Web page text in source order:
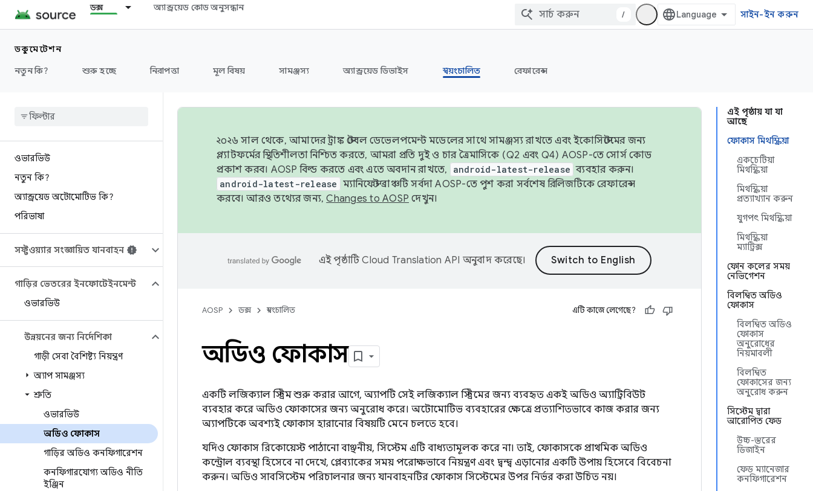
ডক্স অ্যান্ড্রয়েড কোড অনুসন্ধান
/ সাইন-ইন করুন
ডকুমেন্টেশন
নতুন কি?
শুরু হচ্ছে নিরাপত্তা মূল বিষয় সামঞ্জস্য অ্যান্ড্রয়েড ডিভাইস স্বয়ংচালিত রেফারেন্স
ওভারভিউ
নতুন কি?
অ্যান্ড্রয়েড অটোমোটিভ কি?
পরিভাষা
সফ্টওয়্যার সংজ্ঞায়িত যানবাহন
গাড়ির ভেতরের ইনফোটেইনমেন্ট
ওভারভিউ
উন্নয়নের জন্য নির্দেশিকা
গাড়ী সেবা বৈশিষ্ট্য নিয়ন্ত্রণ
অ্যাপ সামঞ্জস্য
শ্রুতি
ওভারভিউ
অডিও ফোকাস
গাড়ির অডিও কনফিগারেশন
কনফিগারযোগ্য অডিও নীতি
ইঞ্জিন
এই পৃষ্ঠায় যা যা
আছে
ফোকাস মিথস্ক্রিয়া
একচেটিয়া
মিথস্ক্রিয়া
মিথস্ক্রিয়া
প্রত্যাখ্যান করুন
যুগপৎ মিথস্ক্রিয়া
মিথস্ক্রিয়া
ম্যাট্রিক্স
ফোন কলের সময়
নেভিগেশন
বিলম্বিত অডিও
ফোকাস
বিলম্বিত অডিও
ফোকাস
অনুরোধের
নিয়মাবলী
বিলম্বিত
ফোকাসের জন্য
অনুরোধ করুন
সিস্টেম দ্বারা
আরোপিত ফেড
উচ্চ-স্তরের
ডিজাইন
ফেড ম্যানেজার
কনফিগারেশন
২০২৬ সাল থেকে, আমাদের ট্রাঙ্ক স্টেবল ডেভেলপমেন্ট মডেলের সাথে সামঞ্জস্য রাখতে এবং ইকোসিস্টেমের জন্য
প্ল্যাটফর্মের স্থিতিশীলতা নিশ্চিত করতে, আমরা প্রতি দুই ও চার ত্রৈমাসিকে (Q2 এবং Q4) AOSP-তে সোর্স কোড
প্রকাশ করব। AOSP বিল্ড করতে এবং এতে অবদান রাখতে,
android-latest-release ব্যবহার করুন।
android-latest-release ম্যানিফেস্ট ব্রাঞ্চটি সর্বদা AOSP-তে পুশ করা সর্বশেষ রিলিজটিকে রেফারেন্স
করবে। আরও তথ্যের জন্য,Changes to AOSP দেখুন।
এই পৃষ্ঠাটিCloud Translation API অনুবাদ করেছে।
AOSP ডক্স স্বয়ংচালিত এটি কাজে লেগেছে?
অডিও ফোকাস
একটি লজিক্যাল স্ট্রিম শুরু করার আগে, অ্যাপটি সেই লজিক্যাল স্ট্রিমের জন্য ব্যবহৃত একই অডিও অ্যাট্রিবিউট
ব্যবহার করে অডিও ফোকাসের জন্য অনুরোধ করে। অটোমোটিভ ব্যবহারের ক্ষেত্রে প্রত্যাশিতভাবে কাজ করার জন্য
অ্যাপটিকে অবশ্যই ফোকাস হারানোর বিষয়টি মেনে চলতে হবে।
যদিও ফোকাস রিকোয়েস্ট পাঠানো বাঞ্ছনীয়, সিস্টেম এটি বাধ্যতামূলক করে না। তাই, ফোকাসকে প্রাথমিক অডিও
কন্ট্রোল ব্যবস্থা হিসেবে না দেখে, প্লেব্যাকের সময় পরোক্ষভাবে নিয়ন্ত্রণ এবং দ্বন্দ্ব এড়ানোর একটি উপায় হিসেবে বিবেচনা
করুন। অডিও সাবসিস্টেম পরিচালনার জন্য যানবাহনটির ফোকাস সিস্টেমের উপর নির্ভর করা উচিত নয়।